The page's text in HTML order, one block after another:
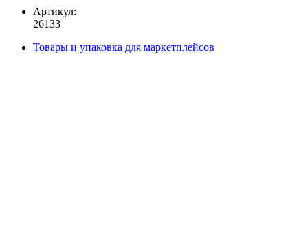
Артикул:
26133
Товары и упаковка для маркетплейсов